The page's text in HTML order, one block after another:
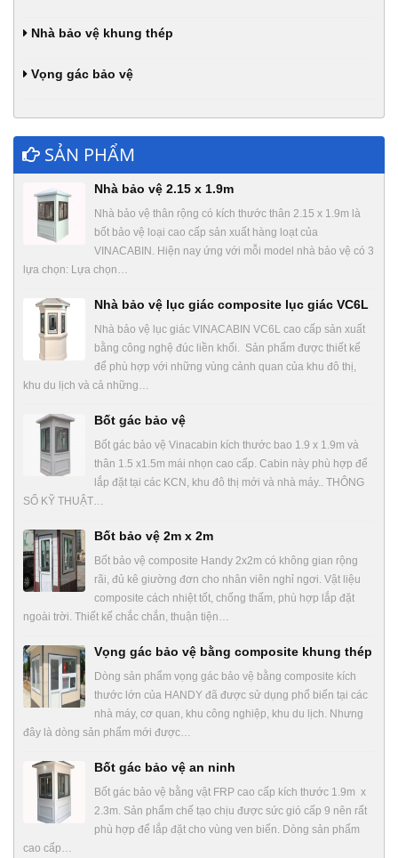
Nhà bảo vệ khung thép
Vọng gác bảo vệ
SẢN PHẨM
Nhà bảo vệ 2.15 x 1.9m
Nhà bảo vệ thân rộng có kích thước thân 2.15 x 1.9m là
bốt bảo vệ loại cao cấp sản xuất hàng loạt của
VINACABIN. Hiện nay ứng với mỗi model nhà bảo vệ có 3
lựa chọn: Lựa chọn…
Nhà bảo vệ lục giác composite lục giác VC6L
Nhà bảo vệ lục giác VINACABIN VC6L cao cấp sản xuất
bằng công nghệ đúc liền khối. Sản phẩm được thiết kế
để phù hợp với những vùng cảnh quan của khu đô thị,
khu du lịch và cả những…
Bốt gác bảo vệ
Bốt gác bảo vệ Vinacabin kích thước bao 1.9 x 1.9m và
thân 1.5 x1.5m mái nhọn cao cấp. Cabin này phù hợp để
lắp đặt tại các KCN, khu đô thị mới và nhà máy.. THÔNG
SỐ KỸ THUẬT…
Bốt bảo vệ 2m x 2m
Bốt bảo vệ composite Handy 2x2m có không gian rộng
rãi, đủ kê giường đơn cho nhân viên nghỉ ngơi. Vật liệu
composite cách nhiệt tốt, chống thấm, phù hợp lắp đặt
ngoài trời. Thiết kế chắc chắn, thuận tiện…
Vọng gác bảo vệ bằng composite khung thép
Dòng sản phẩm vọng gác bảo vệ bằng composite kích
thước lớn của HANDY đã được sử dụng phổ biến tại các
nhà máy, cơ quan, khu công nghiệp, khu du lịch. Nhưng
đây là dòng sản phẩm mới được…
Bốt gác bảo vệ an ninh
Bốt gác bảo vệ bằng vật FRP cao cấp kích thước 1.9m x
2.3m. Sản phẩm chế tạo chịu được sức gió cấp 9 nên rất
phù hợp để lắp đặt cho vùng ven biển. Dòng sản phẩm
cao cấp…